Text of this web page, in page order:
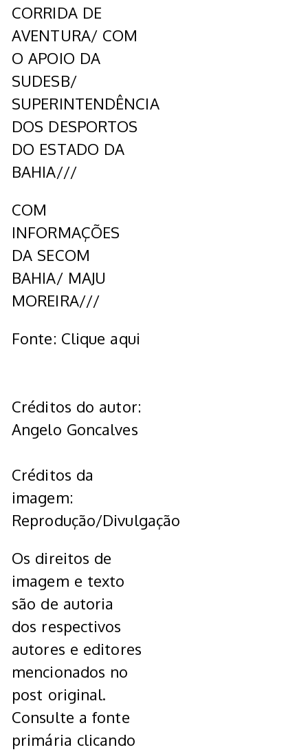
CORRIDA DE
AVENTURA/ COM
O APOIO DA
SUDESB/
SUPERINTENDÊNCIA
DOS DESPORTOS
DO ESTADO DA
BAHIA///
COM
INFORMAÇÕES
DA SECOM
BAHIA/ MAJU
MOREIRA///
Fonte: Clique aqui
Créditos do autor:
Angelo Goncalves
Créditos da
imagem:
Reprodução/Divulgação
Os direitos de
imagem e texto
são de autoria
dos respectivos
autores e editores
mencionados no
post original.
Consulte a fonte
primária clicando